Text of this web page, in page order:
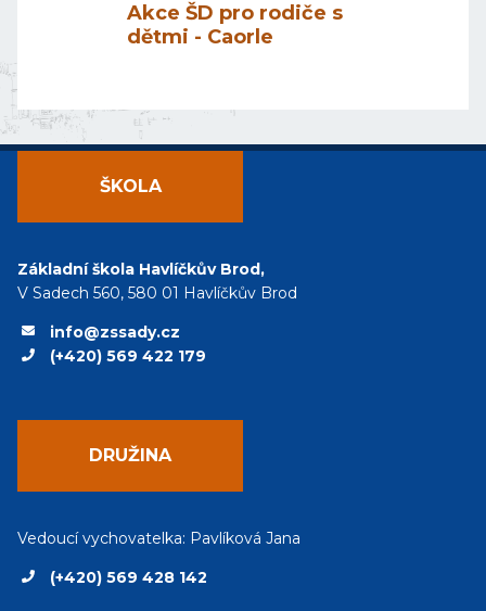
Akce ŠD pro rodiče s
dětmi - Caorle
ŠKOLA
Základní škola Havlíčkův Brod,
V Sadech 560, 580 01 Havlíčkův Brod
info@zssady.cz
(+420) 569 422 179
DRUŽINA
Vedoucí vychovatelka: Pavlíková Jana
(+420) 569 428 142